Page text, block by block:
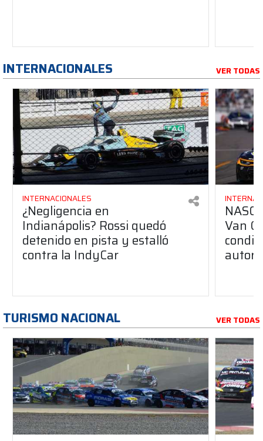
INTERNACIONALES VER TODAS
INTERNACIONALES
¿Negligencia en
Indianápolis? Rossi quedó
detenido en pista y estalló
contra la IndyCar
Van
TURISMO NACIONAL VER TODAS